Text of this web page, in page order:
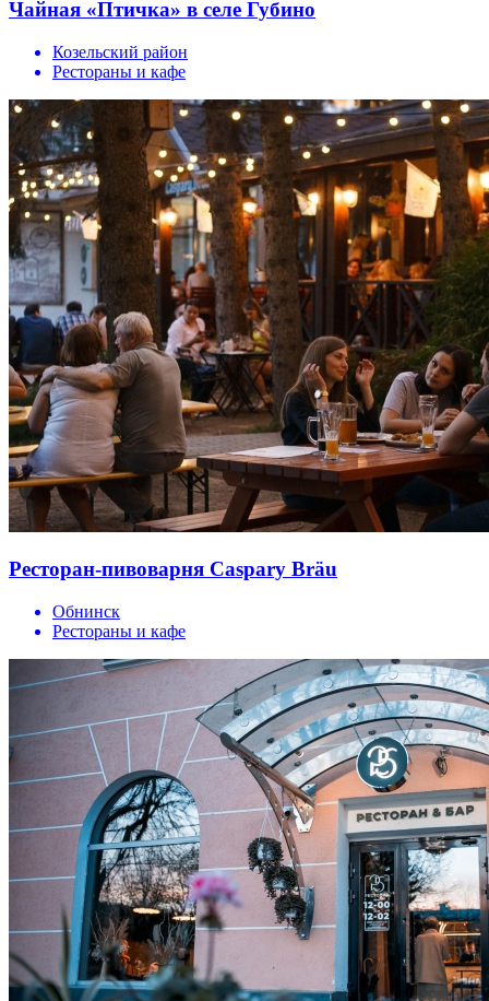
Чайная «Птичка» в селе Губино
Козельский район
Рестораны и кафе
Ресторан-пивоварня Caspary Bräu
Обнинск
Рестораны и кафе